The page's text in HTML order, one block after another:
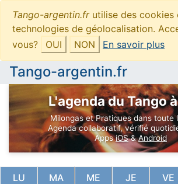
Tango-argentin.frutilise des cookies
technologies de géolocalisation.
vous?
OUI NON En savoir plus
Tango-argentin.fr
L'agenda du Tango
Milongas et Pratiques dans toute
Agenda collaboratif, vérifié
AppsiOS&Android
LU MA ME JE VE